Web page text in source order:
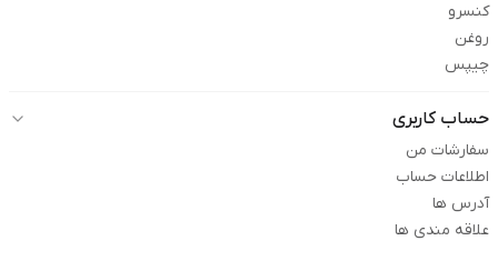
کنسرو
روغن
چیپس
حساب کاربری
سفارشات من
اطلاعات حساب
آدرس ها
علاقه مندی ها